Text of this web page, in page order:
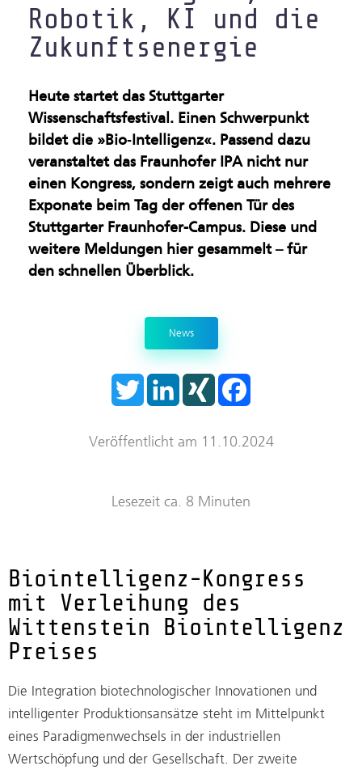
Gesundsheitsindustrie
Künstliche Intelligenz &
Maschinelles Sehen
Leichtbau & Additive
Verfahren
Multifunktionale
Materialien
Nachhaltige Industrie
Produktion im Rein- und
Trockenraum
Robotik, KI und die
Zukunftsenergie
Heute startet das Stuttgarter
Wissenschaftsfestival. Einen Schwerpunkt
bildet die »Bio‐Intelligenz«. Passend dazu
veranstaltet das Fraunhofer IPA nicht nur
einen Kongress, sondern zeigt auch mehrere
Exponate beim Tag der offenen Tür des
Stuttgarter Fraunhofer-Campus. Diese und
weitere Meldungen hier gesammelt – für
den schnellen Überblick.
News
T
e
L
n
d
X
N
o
Veröffentlicht am 11.10.2024
Lesezeit ca. 8 Minuten
Biointelligenz-Kongress
mit Verleihung des
Wittenstein Biointelligenz
Preises
Die Integration biotechnologischer Innovationen und
intelligenter Produktionsansätze steht im Mittelpunkt
eines Paradigmenwechsels in der industriellen
Wertschöpfung und der Gesellschaft. Der zweite